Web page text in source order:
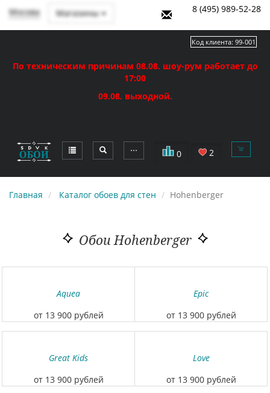
Москва Магазины 8 (495) 989-52-28
По техническим причинам 08.08. шоу-рум работает до
17:00
09.08. выходной.
⋯ 0 2
Код клиента: 99-001
Главная Каталог обоев для стен Hohenberger
Обои Hohenberger
Aquea
от 13 900 рублей
Epic
от 13 900 рублей
Great Kids
от 13 900 рублей
Love
от 13 900 рублей